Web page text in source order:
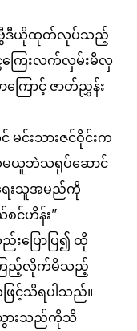
ာ ဗွီဒီယိုထုတ်လုပ်သည့်
ကြေးလက်လှမ်းမီလှ
ြောင့် ဇာတ်ညွှန်း
င်းသားဇင်ဝိုင်းက
မယူဘဲသရုပ်ဆောင်
ေးသူအမည်ကို
င်ဟိန်း"
ပြောပြ၍ ထို
ကြည့်လိုက်မိသည့်
ြင့်သိရပါသည်။
ာ်သွားသည်ကိုသိ